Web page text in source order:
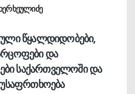
წყალდიდობები,
და
საქართველოში და